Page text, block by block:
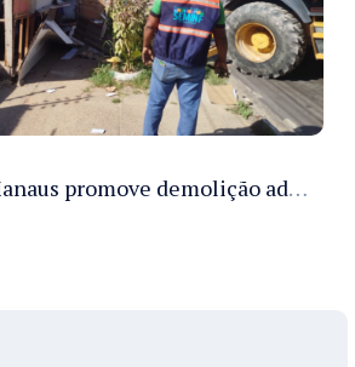
Prefeitura de Manaus promove demolição administrativa de cinco estruturas que ocupavam calçada pública